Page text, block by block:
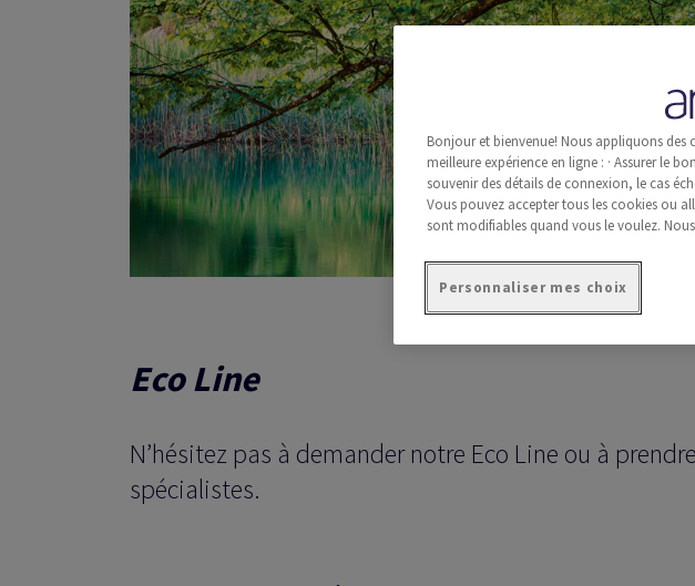
Green Star System™
Packaging
Green Card
Des solutions écologiques
Eco Line
N’hésitez pas à demander notre Eco Line ou à
spécialistes.
Bonjour et bienvenue! Nous appliquons
meilleure expérience en ligne : · Assurer le
souvenir des détails de connexion, le cas
Vous pouvez accepter tous les cookies ou
sont modifiables quand vous le voulez.
Personnaliser mes choix